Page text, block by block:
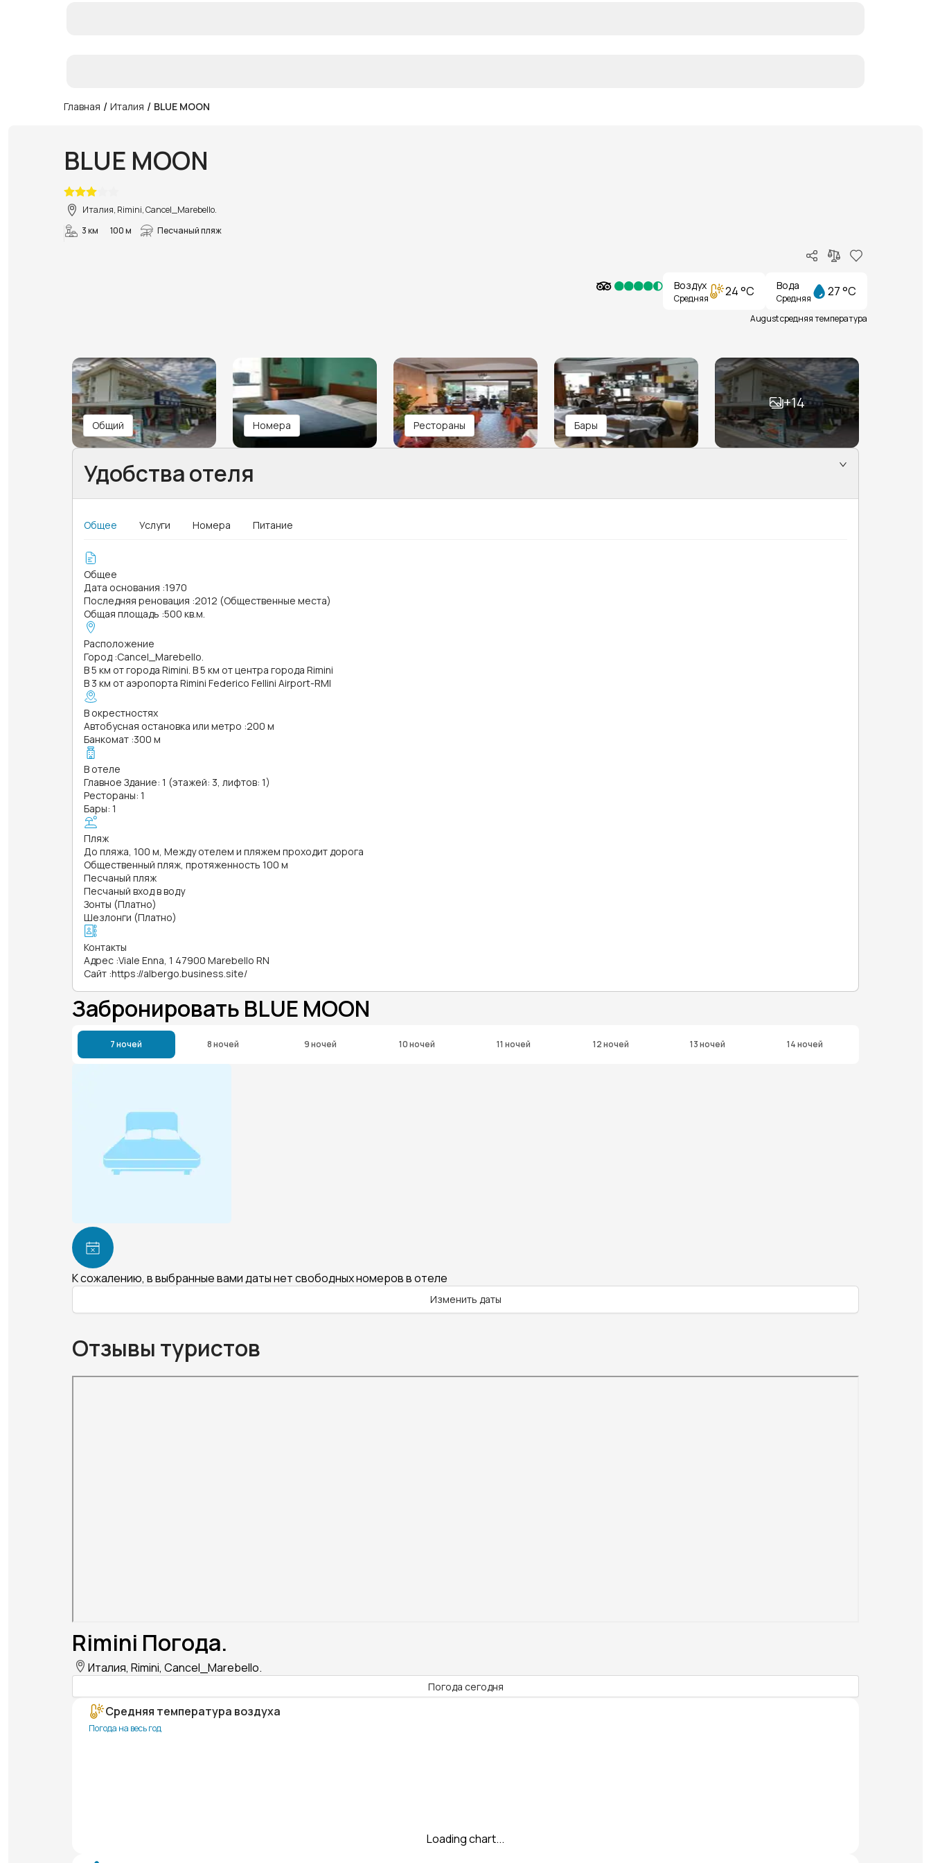
Главная / Италия / BLUE MOON
BLUE MOON
Италия, Rimini, Cancel_Marebello.
3 км
100 м Песчаный пляж
Воздух
Средняя 24 °C Вода
Средняя 27 °C
August средняя температура
Общий Номера Рестораны Бары
+14
Удобства отеля
Общее Услуги Номера Питание
Общее
Дата основания :1970
Последняя реновация :2012 (Общественные места)
Общая площадь :500 кв.м.
Расположение
Город :Cancel_Marebello.
В 5 км от города Rimini. В 5 км от центра города Rimini
В 3 км от аэропорта Rimini Federico Fellini Airport-RMI
В окрестностях
Автобусная остановка или метро :200 м
Банкомат :300 м
В отеле
Главное Здание: 1 (этажей: 3, лифтов: 1)
Рестораны: 1
Бары: 1
Пляж
До пляжа, 100 м, Между отелем и пляжем проходит дорога
Общественный пляж, протяженность 100 м
Песчаный пляж
Песчаный вход в воду
Зонты (Платно)
Шезлонги (Платно)
Контакты
Адрес :Viale Enna, 1 47900 Marebello RN
Сайт :https://albergo.business.site/
Забронировать BLUE MOON
7 ночей 8 ночей 9 ночей 10 ночей 11 ночей 12 ночей 13 ночей 14 ночей
К сожалению, в выбранные вами даты нет свободных номеров в отеле
Изменить даты
Отзывы туристов
Rimini Погода.
Италия, Rimini, Cancel_Marebello.
Погода сегодня
Средняя температура воздуха
Погода на весь год
Loading chart...